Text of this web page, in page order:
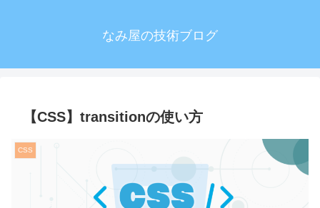
なみ屋の技術ブログ
【CSS】transitionの使い方
CSS